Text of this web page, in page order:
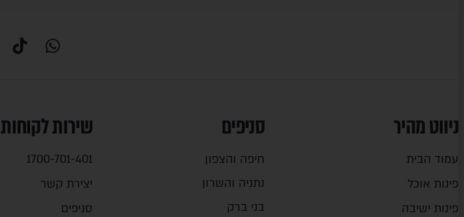
ניווט מהיר
עמוד הבית
פינות אוכל
פינות ישיבה
סניפים
חיפה והצפון
נתניה והשרון
בני ברק
שירות לקוחות
1700-701-401
יצירת קשר
סניפים